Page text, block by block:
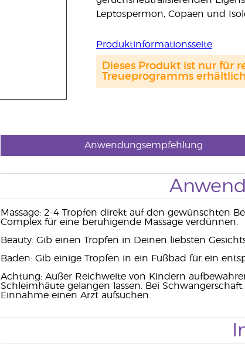
Leptospermon, Copaen und
Produktinformationsseite
Dieses Produkt ist nur für
Treueprogramms
Anwendungsempfehlung
Massage: 2-4 Tropfen direkt auf den gewünschten
Complex für eine beruhigende Massage verdünnen.
Beauty: Gib einen Tropfen in Deinen liebsten
Baden: Gib einige Tropfen in ein Fußbad für ein
Achtung: Außer Reichweite von Kindern
Schleimhäute gelangen lassen. Bei
Einnahme einen Arzt aufsuchen.